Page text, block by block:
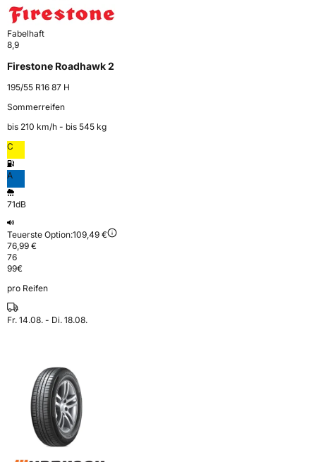
Fabelhaft
8,9
Firestone Roadhawk 2
195/55 R16 87 H
Sommerreifen
bis 210 km⁠/⁠h - bis 545 kg
C
A
71dB
Teuerste Option:109,49 €
76,99 €
76
99€
pro Reifen
Fr. 14.08. - Di. 18.08.